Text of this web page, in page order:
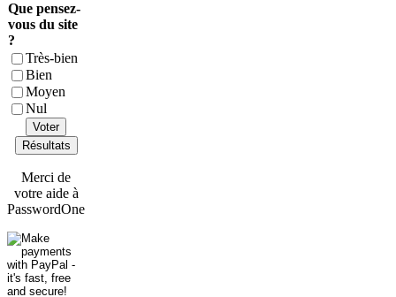
Que pensez-
vous du site
?
Très-bien
Bien
Moyen
Nul
Voter
Résultats
Merci de
votre aide à
PasswordOne